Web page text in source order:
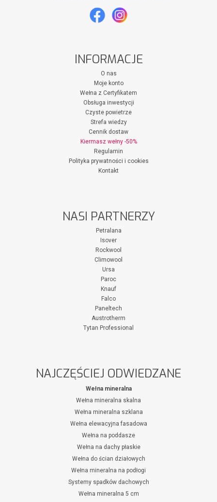
INFORMACJE
O nas
Moje konto
Wełna z Certyfikatem
Obsługa inwestycji
Czyste powietrze
Strefa wiedzy
Cennik dostaw
Kiermasz wełny -50%
Regulamin
Polityka prywatności i cookies
Kontakt
NASI PARTNERZY
Petralana
Isover
Rockwool
Climowool
Ursa
Paroc
Knauf
Falco
Paneltech
Austrotherm
Tytan Professional
NAJCZĘŚCIEJ ODWIEDZANE
Wełna mineralna
Wełna mineralna skalna
Wełna mineralna szklana
Wełna elewacyjna fasadowa
Wełna na poddasze
Wełna na dachy płaskie
Wełna do ścian działowych
Wełna mineralna na podłogi
Systemy spadków dachowych
Wełna mineralna 5 cm